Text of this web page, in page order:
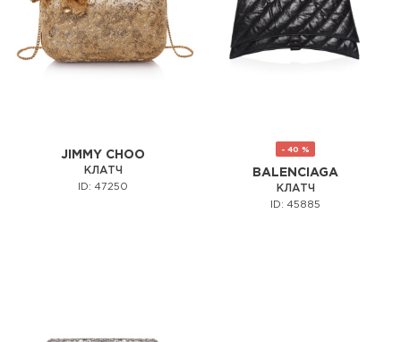
JIMMY CHOO
КЛАТЧ
ID: 47250
- 40 %
BALENCIAGA
КЛАТЧ
ID: 45885